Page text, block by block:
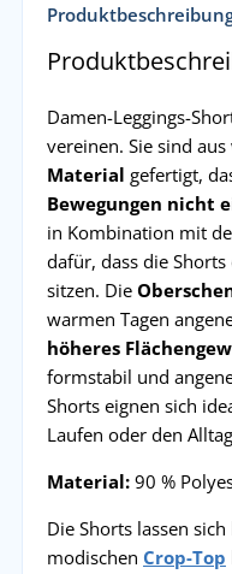
Damen-Leggings-
vereinen. Sie sind aus
Material gefertigt,
Bewegungen nicht
in Kombination mit
dafür, dass die
sitzen. Die
warmen Tagen
höheres
formstabil und
Shorts eignen sich
Laufen oder den
Material:90 %
Die Shorts lassen
modischen Crop-Top